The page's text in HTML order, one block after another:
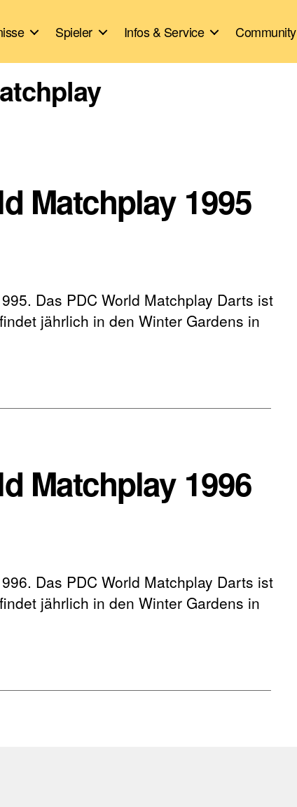
Spieler Infos & Service Community
Matchplay 1995
Das PDC World Matchplay Darts ist
jährlich in den Winter Gardens in
Matchplay 1996
Das PDC World Matchplay Darts ist
jährlich in den Winter Gardens in